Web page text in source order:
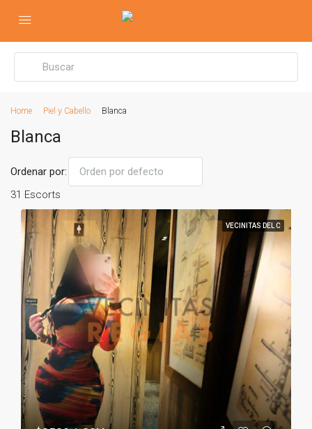
Home Piel y Cabello Blanca
Blanca
31 Escorts
Ordenar por: Orden por defecto
VECINITAS DEL C